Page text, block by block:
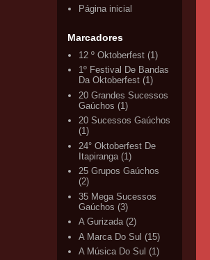
Página inicial
Marcadores
12 º Oktoberfest (1)
1º Festival De Bandas
Da Oktoberfest (1)
20 Grandes Sucessos
Gaúchos (1)
20 Sucessos Gaúchos
(1)
24° Oktoberfest De
Itapiranga (1)
25 Grupos Gaúchos
(2)
35 Mega Sucessos
Gaúchos (3)
A Gurizada (2)
A Marca Do Sul (15)
A Música Do Sul (1)